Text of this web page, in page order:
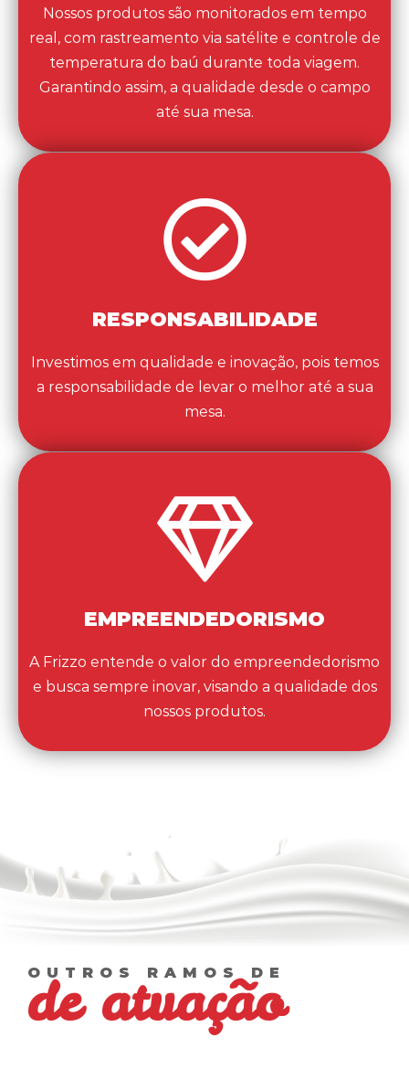
Nossos produtossão monitorados em tempo
real, com rastreamento via satélite e controle de
temperatura do baú durante toda viagem.
Garantindo assim, a qualidade desde o campo
até sua mesa.
RESPONSABILIDADE
Investimos em qualidade e inovação, pois temos
a responsabilidade de levar o melhor até a sua
mesa.
EMPREENDEDORISMO
A Frizzo entende o valor do empreendedorismo
e busca sempre inovar, visando a qualidade dos
nossos produtos.
OUTROS RAMOS DE
de atuação